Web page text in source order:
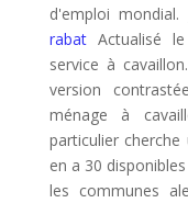
d'emploi
rabatActualisé le
service à
version
ménage à
particulier
en a 30
les communes